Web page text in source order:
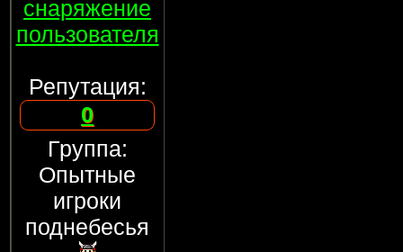
снаряжение
пользователя
Репутация:
0
Группа:
Опытные
игроки
поднебесья